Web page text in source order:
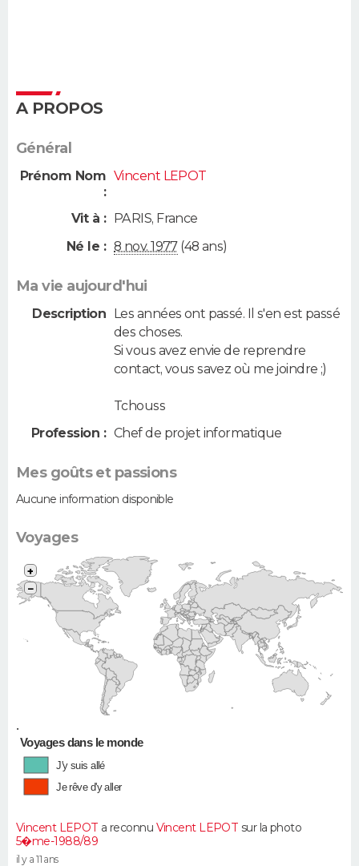
A PROPOS
Général
Prénom Nom
:
Vincent LEPOT
Vit à : PARIS, France
Né le : 8 nov. 1977(48 ans)
Ma vie aujourd'hui
Description Les années ont passé. Il s'en est passé
des choses.
Si vous avez envie de reprendre
contact, vous savez où me joindre ;)
Tchouss
Profession : Chef de projet informatique
Mes goûts et passions
Aucune information disponible
Voyages
•
+
−
Voyages dans le monde
J'y suis allé
Je rêve d'y aller
Vincent LEPOT a reconnu Vincent LEPOT sur la photo
5�me-1988/89
il y a 11 ans